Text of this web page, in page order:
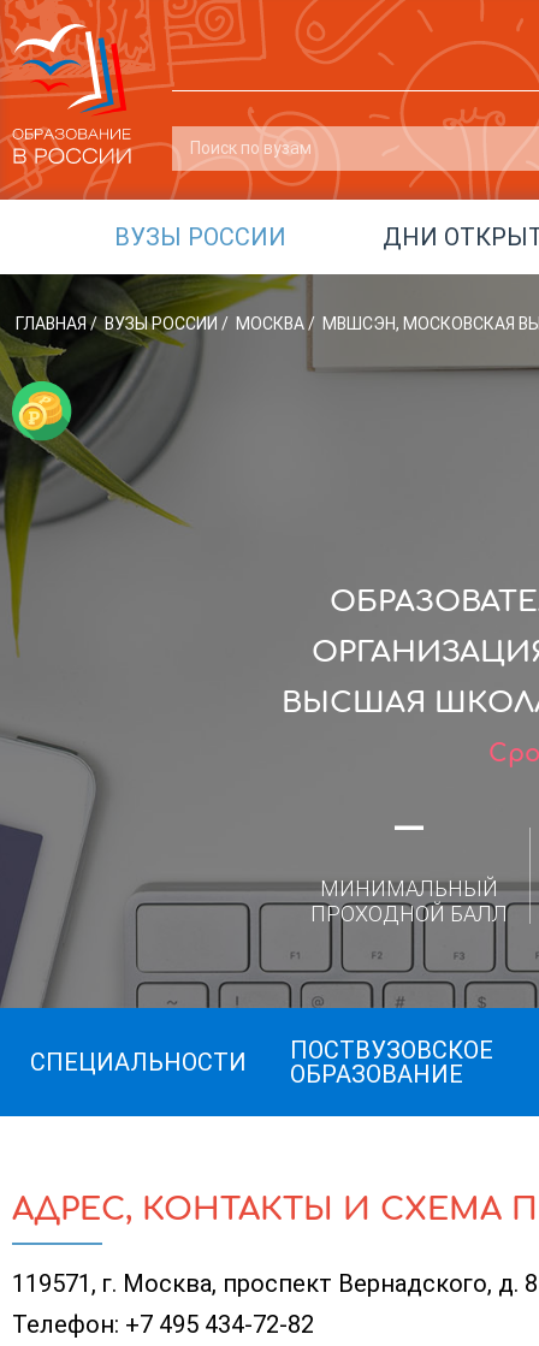
ВУЗЫ РОССИИ ДНИ
ГЛАВНАЯ/ ВУЗЫ РОССИИ / МОСКВА/ МВШСЭН, МОСКОВСКАЯ
ВЫСШАЯ
—
МИНИМАЛЬНЫЙ
ПРОХОДНОЙ БАЛЛ
СПЕЦИАЛЬНОСТИ
ПОСТВУЗОВСКОЕ
ОБРАЗОВАНИЕ
АДРЕС, КОНТАКТЫ И СХЕМА
119571, г. Москва, проспект Вернадского, д.
Телефон: +7 495 434-72-82